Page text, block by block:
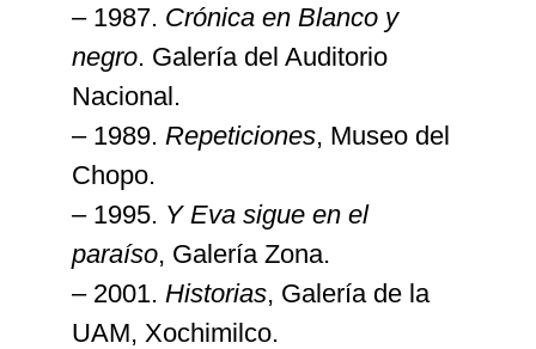
– 1987. Crónica en Blanco y
negro. Galería del Auditorio
Nacional.
– 1989. Repeticiones, Museo del
Chopo.
– 1995. Y Eva sigue en el
paraíso, Galería Zona.
– 2001. Historias, Galería de la
UAM, Xochimilco.